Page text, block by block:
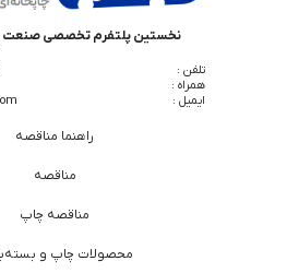
نخستین پلتفرم تخصصی صنعت
تلفن :
همراه :
ایمیل :
راهنما مناقصه
مناقصه
مناقصه چاپ
محصولات چاپ و